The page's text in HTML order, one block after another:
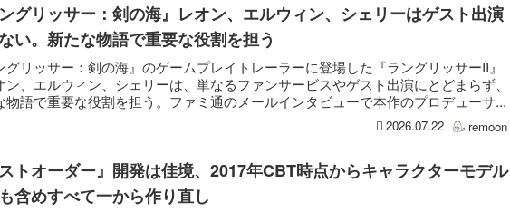
ングリッサー：剣の海』レオン、エルウィン、シェリーはゲスト出演
い。新たな物語で重要な役割を担う
グリッサー：剣の海』のゲームプレイトレーラーに登場した『ラングリッサーII』
ン、エルウィン、シェリーは、単なるファンサービスやゲスト出演にとどまらず、
物語で重要な役割を担う。ファミ通のメールインタビューで本作のプロデューサ...
2026.07.22 remoon
ストオーダー』開発は佳境、2017年CBT時点からキャラクターモデル
含めすべて一から作り直し